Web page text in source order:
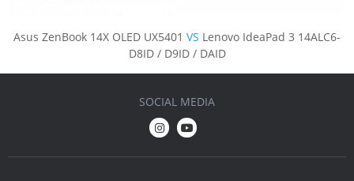
Asus ZenBook 14X OLED UX5401 VS Lenovo IdeaPad 3 14ALC6-
D8ID / D9ID / DAID
SOCIAL MEDIA